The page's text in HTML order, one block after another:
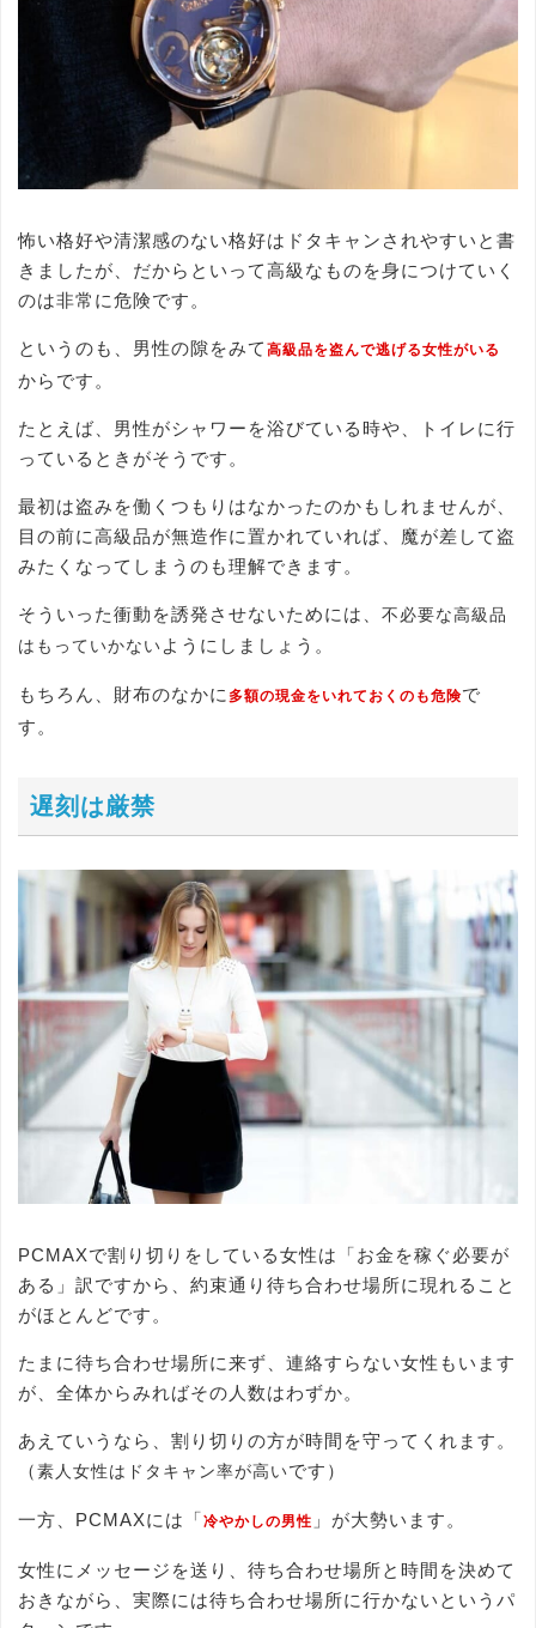
怖い格好や清潔感のない格好はドタキャンされやすいと書
きましたが、だからといって高級なものを身につけていく
のは非常に危険です。
というのも、男性の隙をみて 高級品を盗んで逃げる女性がいる
からです。
たとえば、男性がシャワーを浴びている時や、トイレに行
っているときがそうです。
最初は盗みを働くつもりはなかったのかもしれませんが、
目の前に高級品が無造作に置かれていれば、魔が差して盗
みたくなってしまうのも理解できます。
そういった衝動を誘発させないためには、 不必要な高級品
はもっていかないようにしましょう。
もちろん、財布のなかに 多額の現金をいれておくのも危険で
す。
遅刻は厳禁
PCMAXで割り切りをしている女性は「お金を稼ぐ必要が
ある」訳ですから、約束通り待ち合わせ場所に現れること
がほとんどです。
たまに待ち合わせ場所に来ず、連絡すらない女性もいます
が、全体からみればその人数はわずか。
あえていうなら、割り切りの方が時間を守ってくれます。
（素人女性はドタキャン率が高いです）
一方、PCMAXには「冷やかしの男性 」が大勢います。
女性にメッセージを送り、待ち合わせ場所と時間を決めて
おきながら、実際には待ち合わせ場所に行かないというパ